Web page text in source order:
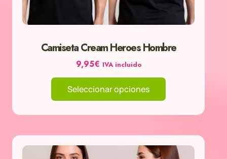
Camiseta Cream Heroes Hombre
9,95€ IVA incluido
Seleccionar opciones
la
página
producto